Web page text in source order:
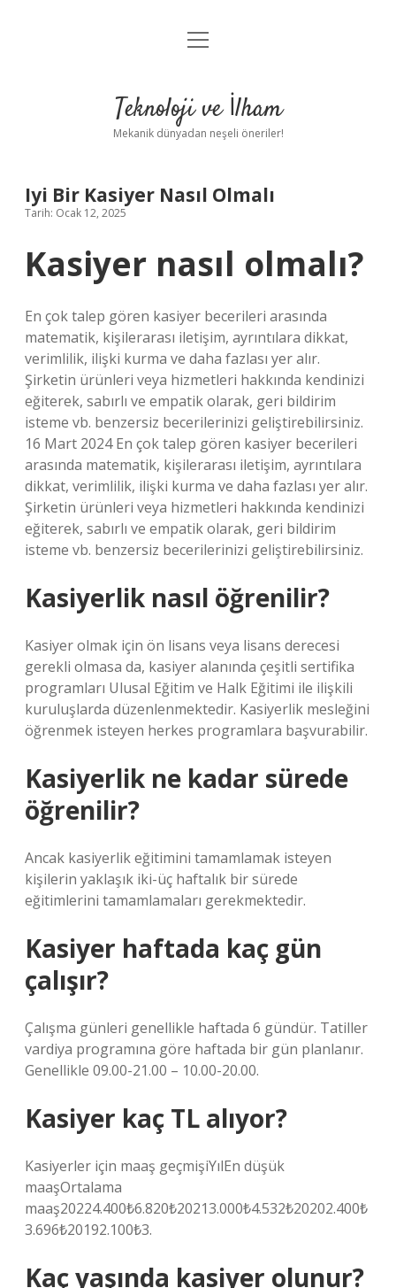
Anasayfa
Yasal Uyarı
menüyü
Teknoloji ve İlham
Mekanik dünyadan neşeli öneriler!
Iyi Bir Kasiyer Nasıl Olmalı
Tarih: Ocak 12, 2025
Kasiyer nasıl olmalı?
En çok talep gören kasiyer becerileri arasında
matematik, kişilerarası iletişim, ayrıntılara dikkat,
verimlilik, ilişki kurma ve daha fazlası yer alır.
Şirketin ürünleri veya hizmetleri hakkında kendinizi
eğiterek, sabırlı ve empatik olarak, geri bildirim
isteme vb. benzersiz becerilerinizi geliştirebilirsiniz.
16 Mart 2024 En çok talep gören kasiyer becerileri
arasında matematik, kişilerarası iletişim, ayrıntılara
dikkat, verimlilik, ilişki kurma ve daha fazlası yer alır.
Şirketin ürünleri veya hizmetleri hakkında kendinizi
eğiterek, sabırlı ve empatik olarak, geri bildirim
isteme vb. benzersiz becerilerinizi geliştirebilirsiniz.
Kasiyerlik nasıl öğrenilir?
Kasiyer olmak için ön lisans veya lisans derecesi
gerekli olmasa da, kasiyer alanında çeşitli sertifika
programları Ulusal Eğitim ve Halk Eğitimi ile ilişkili
kuruluşlarda düzenlenmektedir. Kasiyerlik mesleğini
öğrenmek isteyen herkes programlara başvurabilir.
Kasiyerlik ne kadar sürede
öğrenilir?
Ancak kasiyerlik eğitimini tamamlamak isteyen
kişilerin yaklaşık iki-üç haftalık bir sürede
eğitimlerini tamamlamaları gerekmektedir.
Kasiyer haftada kaç gün
çalışır?
Çalışma günleri genellikle haftada 6 gündür. Tatiller
vardiya programına göre haftada bir gün planlanır.
Genellikle 09.00-21.00 – 10.00-20.00.
Kasiyer kaç TL alıyor?
Kasiyerler için maaş geçmişiYılEn düşük
maaşOrtalama
maaş20224.400₺6.820₺20213.000₺4.532₺20202.400₺
3.696₺20192.100₺3.
Kaç yaşında kasiyer olunur?